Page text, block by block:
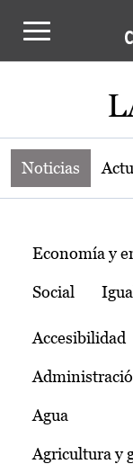
Noticias de
Noticias
Temas
Economía y
Social
Accesibilidad
Agua
Agricultura y